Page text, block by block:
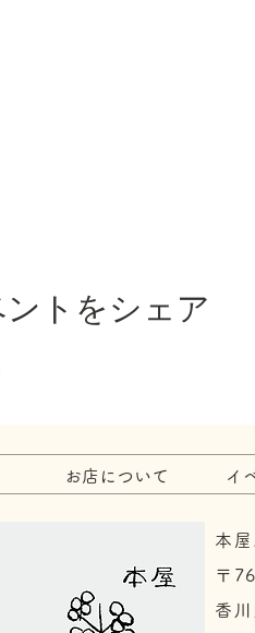
トをシェア
お店について イ
本
〒
香